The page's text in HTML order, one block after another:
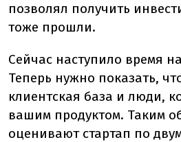
позволял получить
тоже прошли.
Сейчас наступило время
Теперь нужно показать,
клиентская база и люди,
вашим продуктом. Таким
оценивают стартап по